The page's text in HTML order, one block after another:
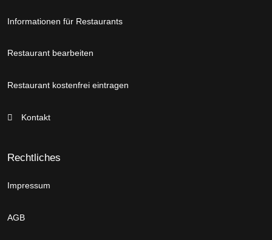
Informationen für Restaurants
Restaurant bearbeiten
Restaurant kostenfrei eintragen
Kontakt
Rechtliches
Impressum
AGB